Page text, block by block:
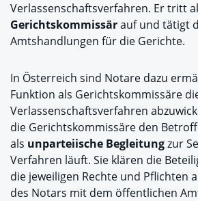
Verlassenschaftsverfahren. Er tritt
Gerichtskommissärauf und tätigt
Amtshandlungen für die Gerichte.
In Österreich sind Notare dazu
Funktion als Gerichtskommissäre
Verlassenschaftsverfahren
die Gerichtskommissäre den
als unparteiische Begleitungzur
Verfahren läuft. Sie klären die
die jeweiligen Rechte und Pflichten
des Notars mit dem öffentlichen